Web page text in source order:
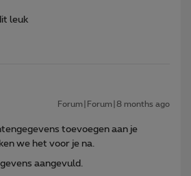
leuk
Forum|Forum|8 months ago
toevoegen aan je
we het voor je na.
aangevuld.